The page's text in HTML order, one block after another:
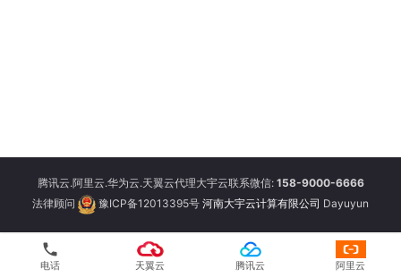
腾讯云.阿里云.华为云.天翼云代理大宇云联系微信: 158-9000-6666
法律顾问
豫ICP备12013395号 河南大宇云计算有限公司 Dayuyun
phone
电话 天翼云 腾讯云 阿里云